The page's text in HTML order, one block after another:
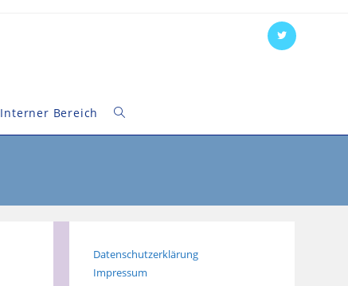
Interner Bereich Website-
Datenschutzerklärung
Impressum